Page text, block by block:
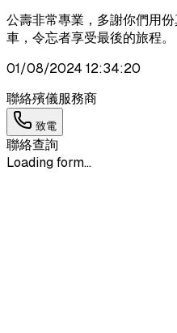
公壽非常專業，多謝你們用
車，令忘者享受最後的旅程。
01/08/2024 12:34:20
聯絡殯儀服務商
致電
聯絡查詢
Loading form...